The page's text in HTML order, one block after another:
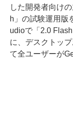
した開発者向け
h」の試験運用版
udioで「2.0
に、デスクトッ
て全ユーザーが